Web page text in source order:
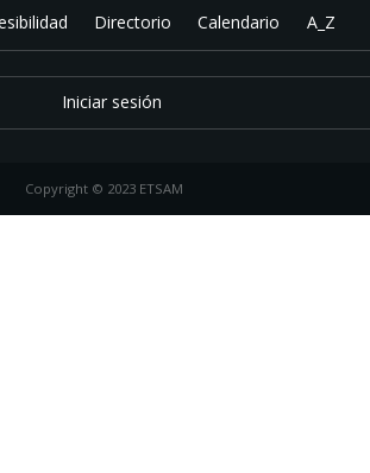
Directorio Calendario A_Z
Iniciar sesión
Copyright © 2023 ETSAM